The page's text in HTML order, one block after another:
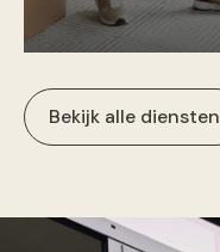
Bekijk alle diensten